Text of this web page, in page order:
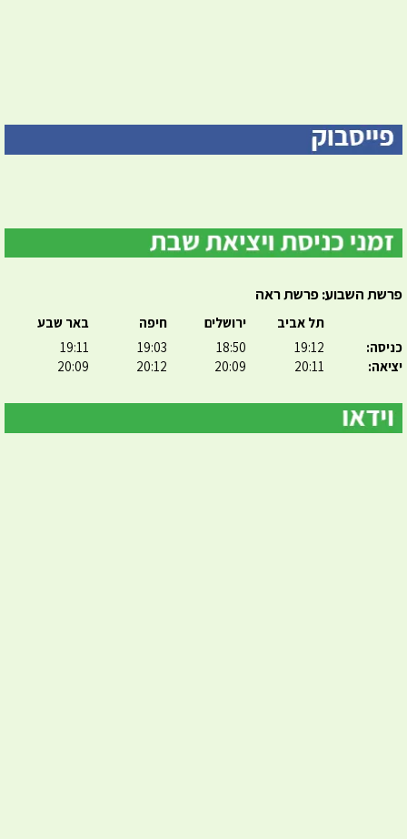
פרשת השבוע: פרשת ראה
כניסה:
יציאה:
תל אביב
19:12
20:11
ירושלים
18:50
20:09
חיפה
19:03
20:12
באר שבע
19:11
20:09